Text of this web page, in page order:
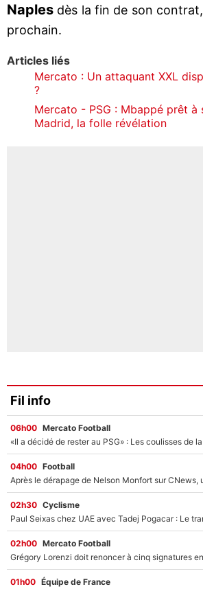
Naples dès la fin de son
prochain.
Articles liés
Mercato : Un attaquant XXL
?
Mercato - PSG : Mbappé prêt à
Madrid, la folle révélation
Fil info
06h00 Mercato Football
04h00 Football
02h30 Cyclisme
02h00 Mercato Football
01h00 Équipe de France